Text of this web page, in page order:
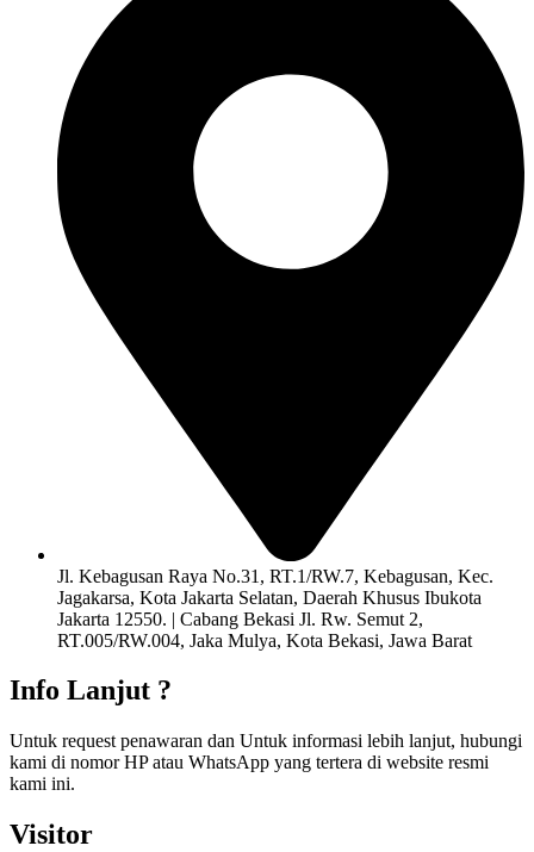
Jl. Kebagusan Raya No.31, RT.1/RW.7, Kebagusan, Kec.
Jagakarsa, Kota Jakarta Selatan, Daerah Khusus Ibukota
Jakarta 12550. | Cabang Bekasi Jl. Rw. Semut 2,
RT.005/RW.004, Jaka Mulya, Kota Bekasi, Jawa Barat
Info Lanjut ?
Untuk request penawaran dan Untuk informasi lebih lanjut, hubungi
kami di nomor HP atau WhatsApp yang tertera di website resmi
kami ini.
Visitor